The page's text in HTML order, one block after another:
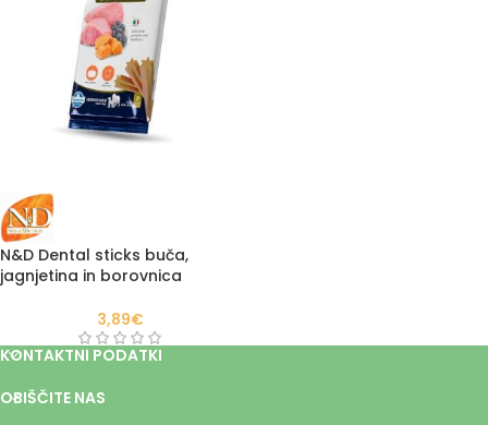
N&D Dental sticks buča,
jagnjetina in borovnica
3,89€
KONTAKTNI PODATKI
OBIŠČITE NAS